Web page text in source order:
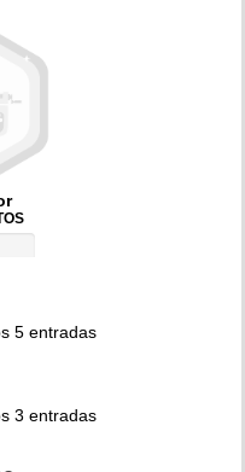
5 entradas
3 entradas